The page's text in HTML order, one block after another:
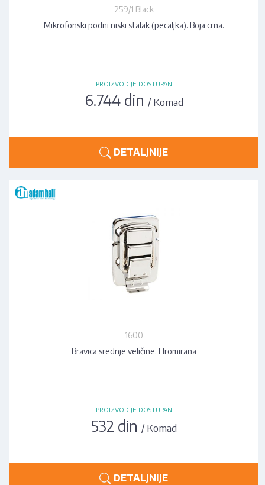
259/1 Black
Mikrofonski podni niski stalak (pecaljka). Boja crna.
PROIZVOD JE DOSTUPAN
6.744 din / Komad
DETALJNIJE
1600
Bravica srednje veličine. Hromirana
PROIZVOD JE DOSTUPAN
532 din / Komad
DETALJNIJE